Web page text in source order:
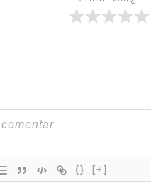
{} [+]